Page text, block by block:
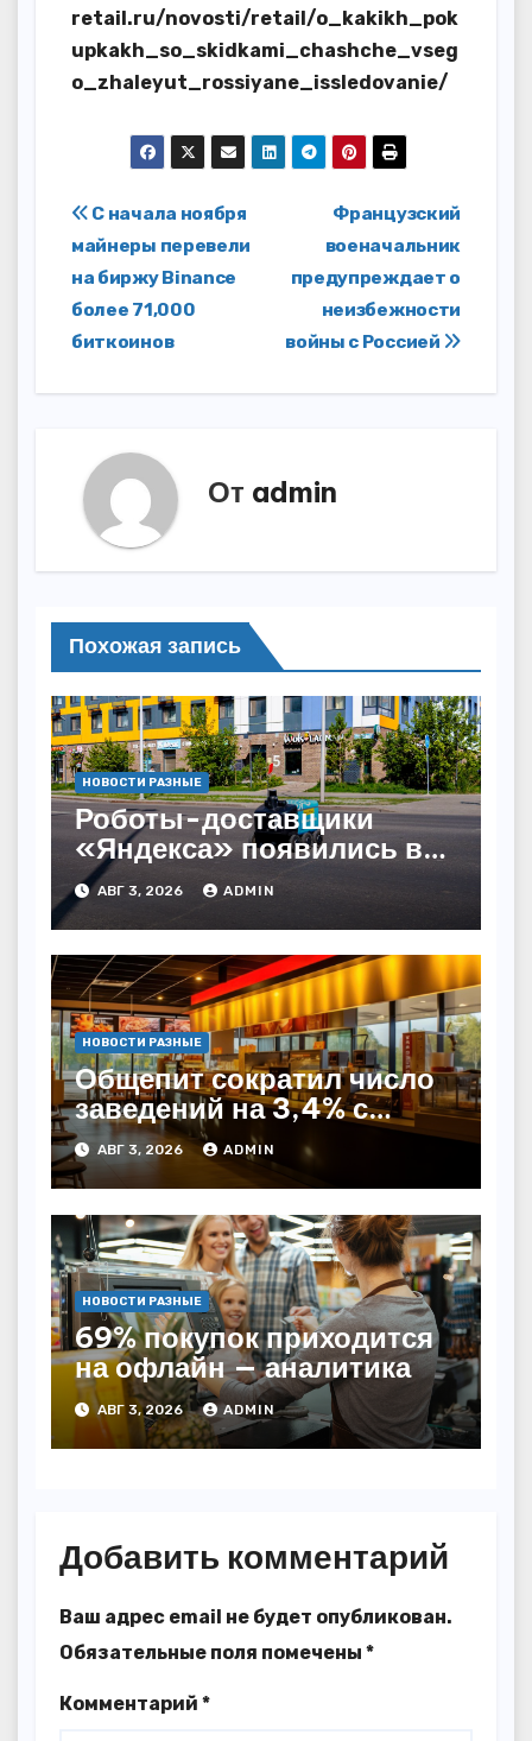
retail.ru/novosti/retail/o_kakikh_pok
upkakh_so_skidkami_chashche_vseg
o_zhaleyut_rossiyane_issledovanie/
Навигация
по
записям
Французский
военачальник
предупреждает о
неизбежности
войны с Россией
С начала ноября
майнеры перевели
на биржу Binance
более 71,000
биткоинов
От admin
Похожая запись
НОВОСТИ РАЗНЫЕ
Роботы-доставщики
«Яндекса» появились в
Казахстане
АВГ 3, 2026 ADMIN
НОВОСТИ РАЗНЫЕ
Общепит сократил число
заведений на 3,4% с
начала года — INFOLine
АВГ 3, 2026 ADMIN
НОВОСТИ РАЗНЫЕ
69% покупок приходится
на офлайн — аналитика
АВГ 3, 2026 ADMIN
Добавить комментарий
Ваш адрес email не будет опубликован.
Обязательные поля помечены *
Комментарий *